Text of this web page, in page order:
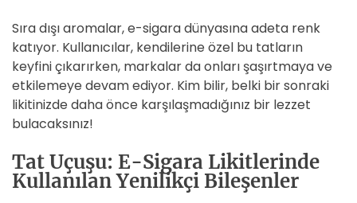
Sıra dışı aromalar, e-sigara dünyasına adeta renk
katıyor. Kullanıcılar, kendilerine özel bu tatların
keyfini çıkarırken, markalar da onları şaşırtmaya ve
etkilemeye devam ediyor. Kim bilir, belki bir sonraki
likitinizde daha önce karşılaşmadığınız bir lezzet
bulacaksınız!
Tat Uçuşu: E-Sigara Likitlerinde
Kullanılan Yenilikçi Bileşenler